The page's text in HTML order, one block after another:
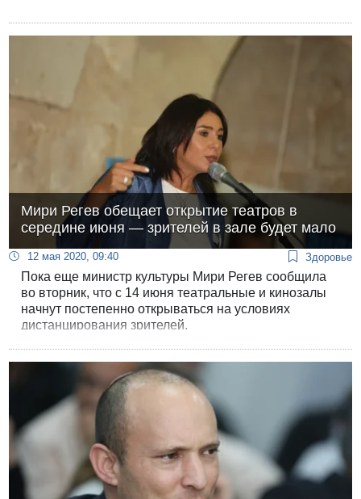
Мири Регев обещает открытие театров в
середине июня — зрителей в зале будет мало
12 мая 2020, 09:40 Здоровье
Пока еще министр культуры Мири Регев сообщила
во вторник, что с 14 июня театральные и кинозалы
начнут постепенно открываться на условиях
дистанцирования зрителей.